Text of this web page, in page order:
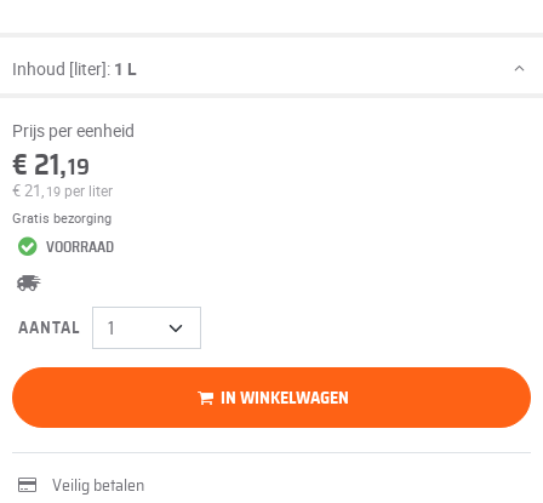
Inhoud [liter]: 1 L
Prijs per eenheid
€ 21,19
€ 21, 19 per liter
Gratis bezorging
VOORRAAD
AANTAL
IN WINKELWAGEN
Veilig betalen